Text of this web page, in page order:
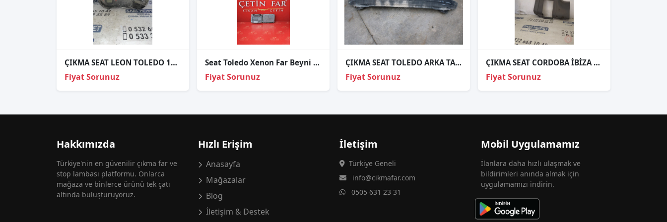
ÇIKMA SEAT LEON TOLEDO 1M0920802A KİLOMETRE SAATİ
Fiyat Sorunuz
Seat Toledo Xenon Far Beyni 2004-2009
Fiyat Sorunuz
ÇIKMA SEAT TOLEDO ARKA TAMPON TD-86
Fiyat Sorunuz
ÇIKMA SEAT CORDOBA İBİZA FAR AYAR PANELİ
Fiyat Sorunuz
Hakkımızda
Türkiye'nin en güvenilir çıkma far ve
stop lambası platformu. Onlarca
mağaza ve binlerce ürünü tek çatı
altında buluşturuyoruz.
Hızlı Erişim
Anasayfa
Mağazalar
Blog
İletişim & Destek
İletişim
Türkiye Geneli
info@cikmafar.com
0505 631 23 31
Mobil Uygulamamız
İlanlara daha hızlı ulaşmak ve
bildirimleri anında almak için
uygulamamızı indirin.